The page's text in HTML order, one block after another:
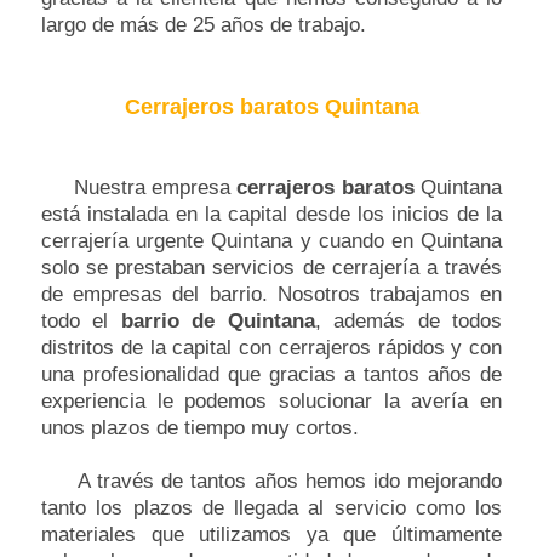
largo de más de 25 años de trabajo.
Cerrajeros baratos Quintana
Nuestra empresacerrajeros baratosQuintana
está instalada en la capital desde los inicios de la
cerrajería urgente Quintana y cuando en Quintana
solo se prestaban servicios de cerrajería a través
de empresas del barrio. Nosotros trabajamos en
todo el barrio de Quintana, además de todos
distritos de la capital con cerrajeros rápidos y con
una profesionalidad que gracias a tantos años de
experiencia le podemos solucionar la avería en
unos plazos de tiempo muy cortos.
A través de tantos años hemos ido mejorando
tanto los plazos de llegada al servicio como los
materiales que utilizamos ya que últimamente